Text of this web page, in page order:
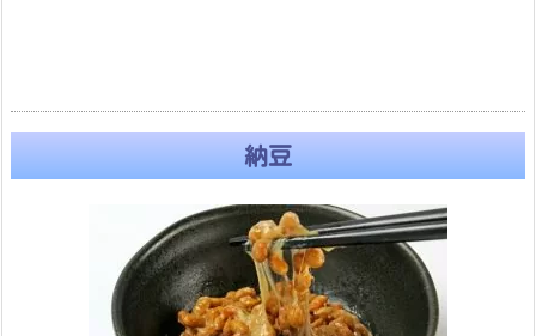
納豆